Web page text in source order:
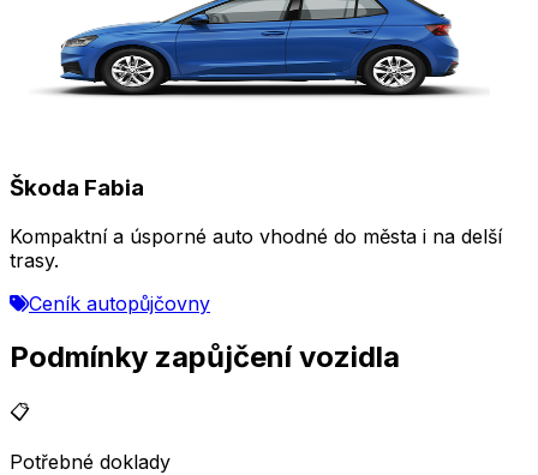
Škoda Fabia
Kompaktní a úsporné auto vhodné do města i na delší
trasy.
Ceník autopůjčovny
Podmínky zapůjčení vozidla
📋
Potřebné doklady